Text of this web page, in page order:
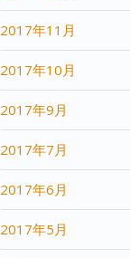
2017年11月
2017年10月
2017年9月
2017年7月
2017年6月
2017年5月